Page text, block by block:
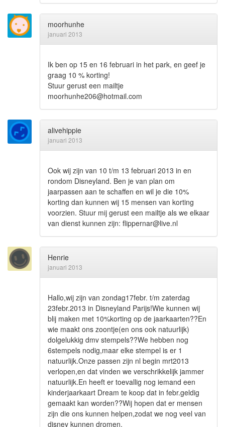
moorhunhe
januari 2013
Ik ben op 15 en 16 februari in het park, en geef je
graag 10 % korting!
Stuur gerust een mailtje
moorhunhe206@hotmail.com
alivehippie
januari 2013
Ook wij zijn van 10 t/m 13 februari 2013 in en
rondom Disneyland. Ben je van plan om
jaarpassen aan te schaffen en wil je die 10%
korting dan kunnen wij 15 mensen van korting
voorzien. Stuur mij gerust een mailtje als we elkaar
van dienst kunnen zijn: flippernar@live.nl
Henrie
januari 2013
Hallo,wij zijn van zondag17febr. t/m zaterdag
23febr.2013 in Disneyland Parijs!Wie kunnen wij
blij maken met 10%korting op de jaarkaarten??En
wie maakt ons zoontje(en ons ook natuurlijk)
dolgelukkig dmv stempels??We hebben nog
6stempels nodig,maar elke stempel is er 1
natuurlijk.Onze passen zijn nl begin mrt2013
verlopen,en dat vinden we verschrikkelijk jammer
natuurlijk.En heeft er toevallig nog iemand een
kinderjaarkaart Dream te koop dat in febr.geldig
gemaakt kan worden??Wij hopen dat er mensen
zijn die ons kunnen helpen,zodat we nog veel van
disney kunnen dromen.